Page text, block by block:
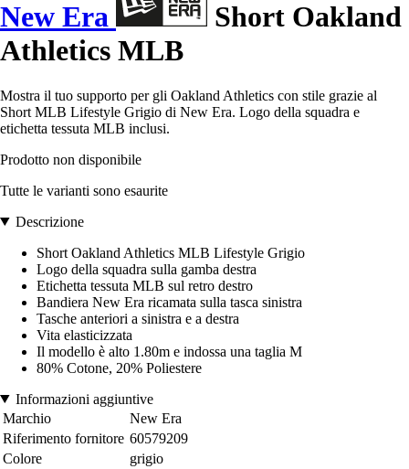
New Era
Short Oakland
Athletics MLB
Mostra il tuo supporto per gli Oakland Athletics con stile grazie al
Short MLB Lifestyle Grigio di New Era. Logo della squadra e
etichetta tessuta MLB inclusi.
Prodotto non disponibile
Tutte le varianti sono esaurite
Descrizione
Short Oakland Athletics MLB Lifestyle Grigio
Logo della squadra sulla gamba destra
Etichetta tessuta MLB sul retro destro
Bandiera New Era ricamata sulla tasca sinistra
Tasche anteriori a sinistra e a destra
Vita elasticizzata
Il modello è alto 1.80m e indossa una taglia M
80% Cotone, 20% Poliestere
Informazioni aggiuntive
Marchio
New Era
Riferimento fornitore 60579209
Colore
grigio